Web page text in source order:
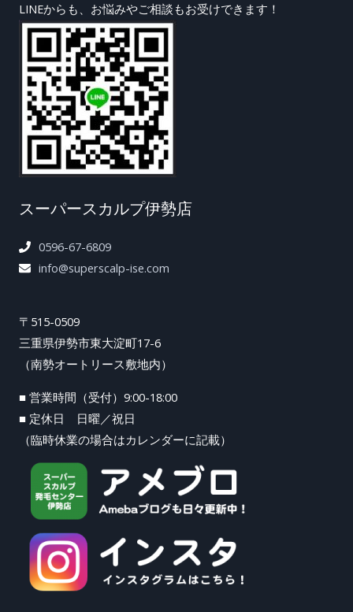
LINEからも、お悩みやご相談もお受けできます！
スーパースカルプ伊勢店
0596-67-6809
info@superscalp-ise.com
〒515-0509
三重県伊勢市東大淀町17-6
（南勢オートリース敷地内）
■ 営業時間（受付）9:00-18:00
■ 定休日 日曜／祝日
（臨時休業の場合はカレンダーに記載）